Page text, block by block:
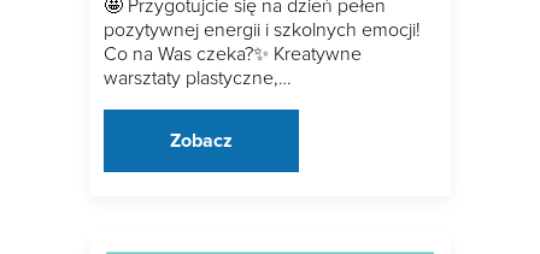
🤩 Przygotujcie się na dzień pełen
pozytywnej energii i szkolnych emocji!
Co na Was czeka?✨ Kreatywne
warsztaty plastyczne,…
Zobacz